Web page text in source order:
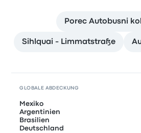
Porec Autobusni
Sihlquai - Limmatstraße
GLOBALE ABDECKUNG
Mexiko
Argentinien
Brasilien
Deutschland